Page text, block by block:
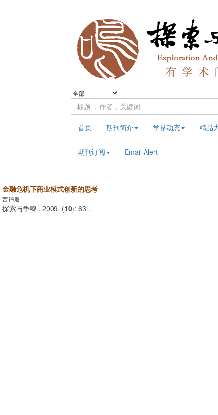
首页 期刊简介 学界动态 精品
期刊订阅 Email Alert
金融危机下商业模式创新的思考
曹祎遐
探索与争鸣 . 2009, (10): 63 .